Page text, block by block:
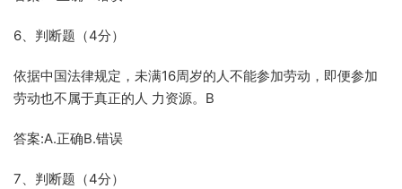
6、判断题（4分）
依据中国法律规定，未满16周岁的人不能参加劳动，即便参加
劳动也不属于真正的人 力资源。B
答案:A.正确B.错误
7、判断题（4分）